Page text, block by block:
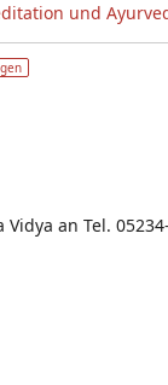
und
an Tel.